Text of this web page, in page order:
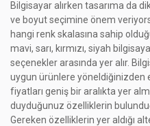
Bilgisayar alırken tasarıma da
ve boyut seçimine önem
hangi renk skalasına sahip
mavi, sarı, kırmızı, siyah
seçenekler arasında yer alır.
uygun ürünlere yöneldiğinizden
fiyatları geniş bir aralıkta yer
duyduğunuz özelliklerin
Gereken özelliklerin yer aldığı